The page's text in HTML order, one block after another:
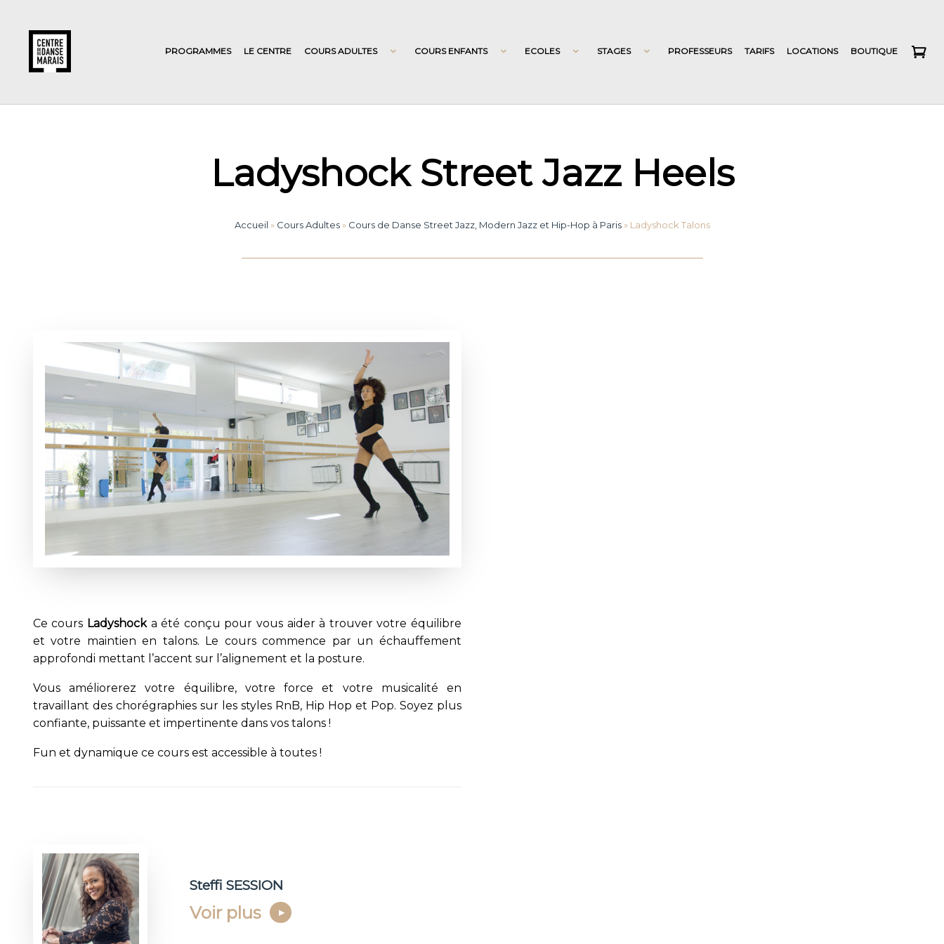
PROGRAMMES LE CENTRE COURS ADULTES COURS ENFANTS ECOLES STAGES PROFESSEURS TARIFS LOCATIONS BOUTIQUE
Ladyshock Street Jazz Heels
Accueil » Cours Adultes» Cours de Danse Street Jazz, Modern Jazz et Hip-Hop à Paris» Ladyshock Talons
Ce cours Ladyshocka été conçu pour vous aider à trouver votre équilibre
et votre maintien en talons. Le cours commence par un échauffement
approfondi mettant l’accent sur l’alignement et la posture.
Vous améliorerez votre équilibre, votre force et votre musicalité en
travaillant des chorégraphies sur les styles RnB, Hip Hop et Pop. Soyez plus
confiante, puissante et impertinente dans vos talons !
Fun et dynamique ce cours est accessible à toutes !
Steffi SESSION
Voir plus